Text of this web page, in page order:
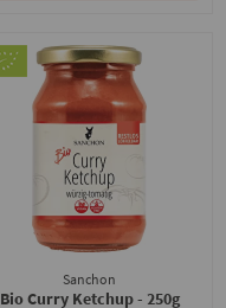
Sanchon
Bio Curry Ketchup- 250g